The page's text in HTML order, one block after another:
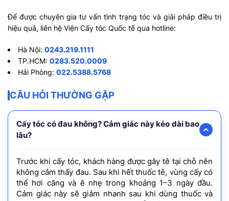
Để được chuyên gia tư vấn tình trạng tóc và giải pháp điều trị
hiệu quả, liên hệ Viện Cấy tóc Quốc tế qua hotline:
Hà Nội: 0243.219.1111
TP.HCM: 0283.520.0009
Hải Phòng: 022.5388.5768
CÂU HỎI THƯỜNG GẶP
Cấy tóc có đau không? Cảm giác này kéo dài bao
lâu?
Trước khi cấy tóc, khách hàng được gây tê tại chỗ nên
không cảm thấy đau. Sau khi hết thuốc tê, vùng cấy có
thể hơi căng và ê nhẹ trong khoảng 1–3 ngày đầu.
Cảm giác này sẽ giảm nhanh sau khi dùng thuốc và